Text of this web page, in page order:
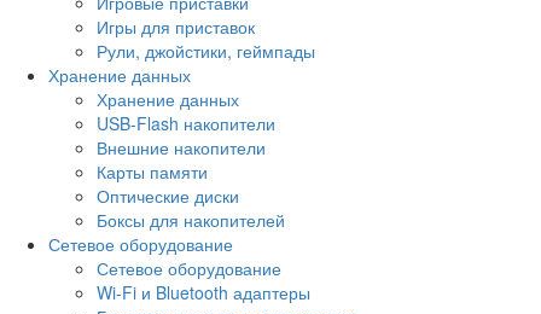
Игры для приставок
Рули, джойстики, геймпады
Хранение данных
Хранение данных
USB-Flash накопители
Внешние накопители
Карты памяти
Оптические диски
Боксы для накопителей
Сетевое оборудование
Сетевое оборудование
Wi-Fi и Bluetooth адаптеры